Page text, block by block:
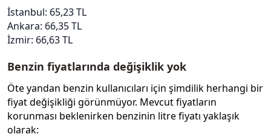
İstanbul: 65,23 TL
Ankara: 66,35 TL
İzmir: 66,63 TL
Benzin fiyatlarında değişiklik yok
Öte yandan benzin kullanıcıları için şimdilik herhangi bir
fiyat değişikliği görünmüyor. Mevcut fiyatların
korunması beklenirken benzinin litre fiyatı yaklaşık
olarak: